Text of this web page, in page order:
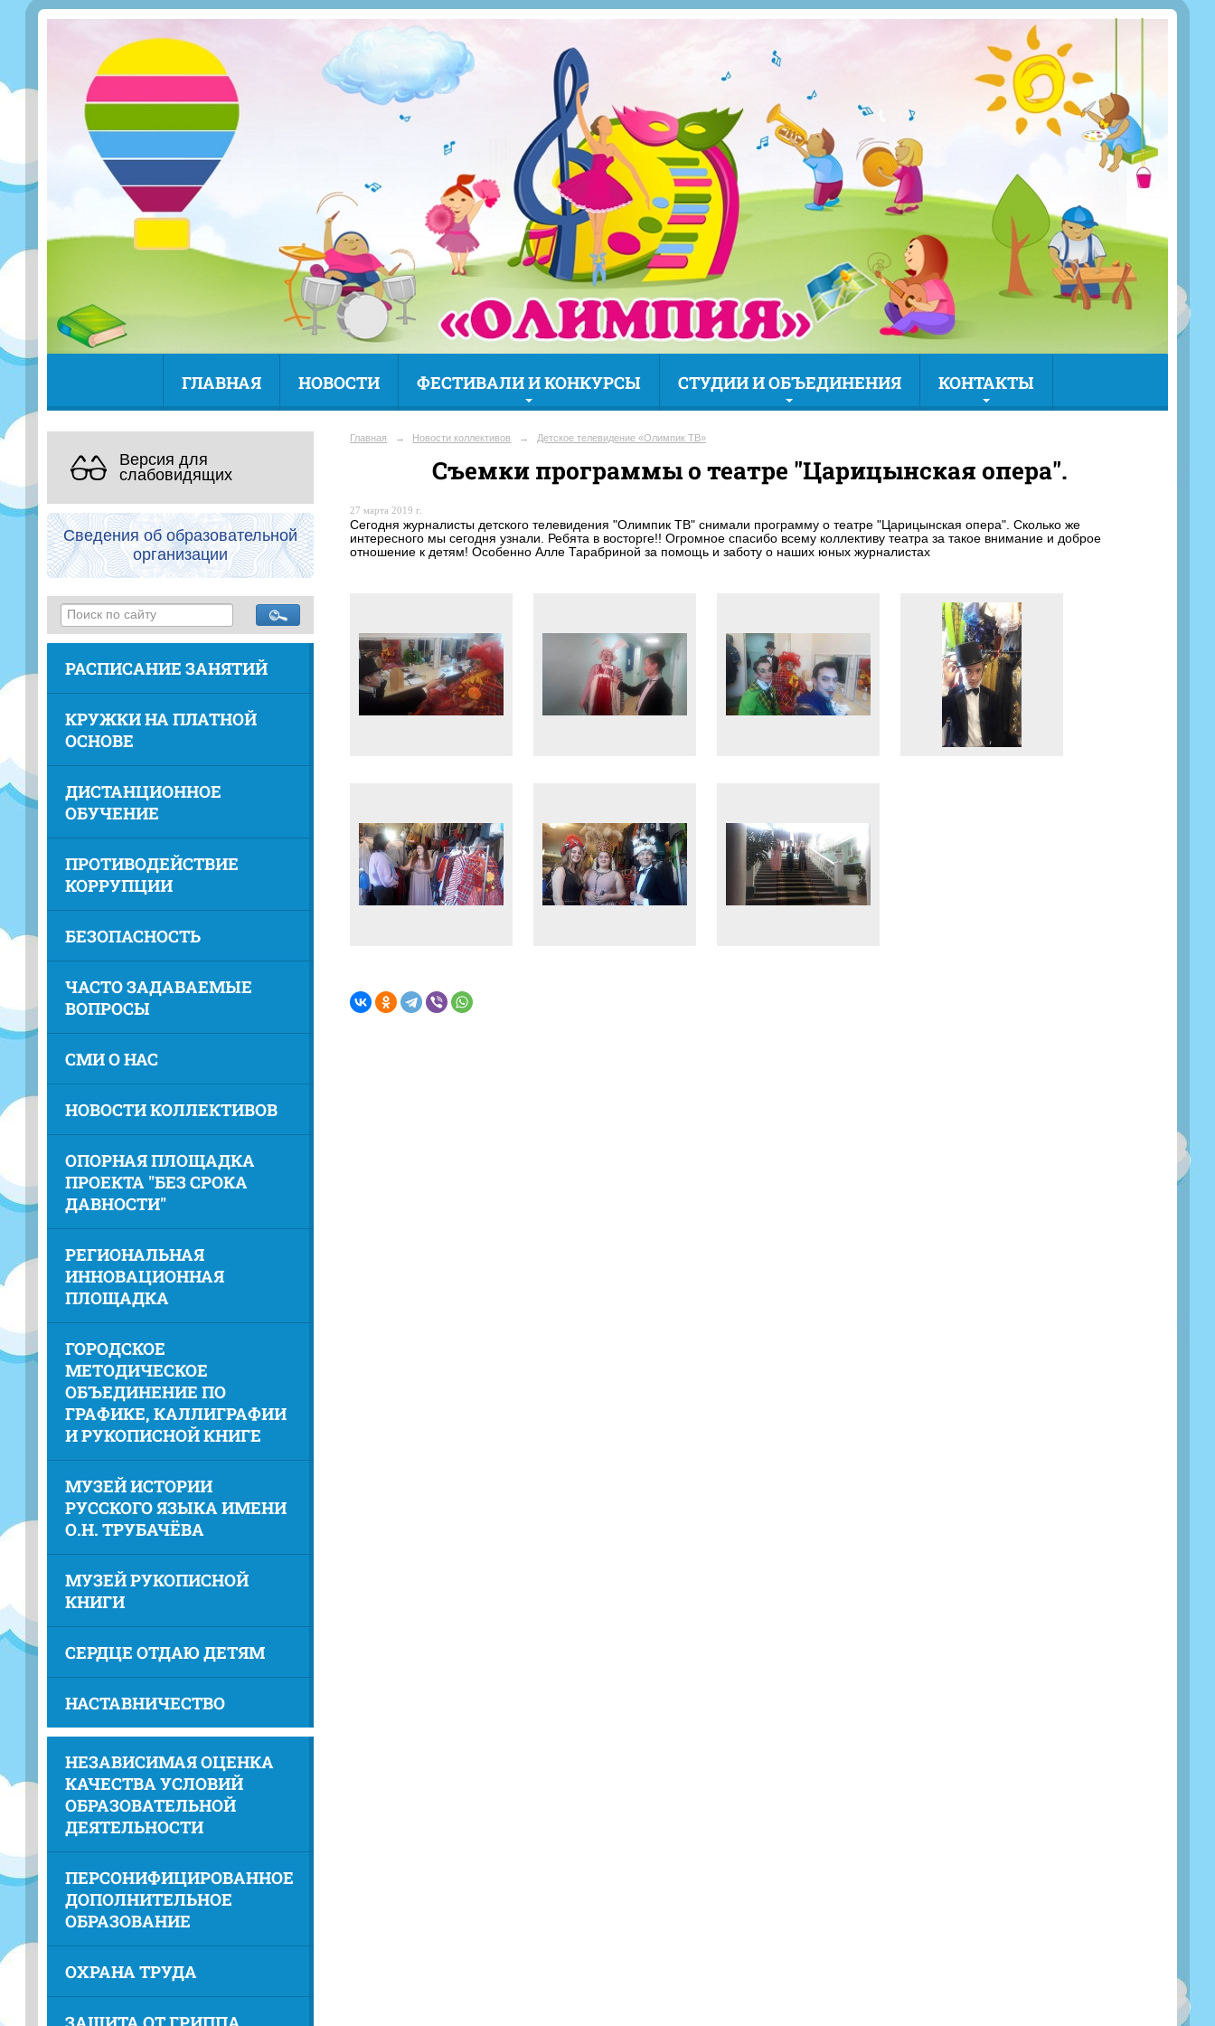
ГЛАВНАЯ НОВОСТИ ФЕСТИВАЛИ И КОНКУРСЫ СТУДИИ И ОБЪЕДИНЕНИЯ КОНТАКТЫ
Версия для
слабовидящих
Сведения об образовательной
организации
РАСПИСАНИЕ ЗАНЯТИЙ
КРУЖКИ НА ПЛАТНОЙ
ОСНОВЕ
ДИСТАНЦИОННОЕ
ОБУЧЕНИЕ
ПРОТИВОДЕЙСТВИЕ
КОРРУПЦИИ
БЕЗОПАСНОСТЬ
ЧАСТО ЗАДАВАЕМЫЕ
ВОПРОСЫ
СМИ О НАС
НОВОСТИ КОЛЛЕКТИВОВ
ОПОРНАЯ ПЛОЩАДКА
ПРОЕКТА "БЕЗ СРОКА
ДАВНОСТИ"
РЕГИОНАЛЬНАЯ
ИННОВАЦИОННАЯ
ПЛОЩАДКА
ГОРОДСКОЕ
МЕТОДИЧЕСКОЕ
ОБЪЕДИНЕНИЕ ПО
ГРАФИКЕ, КАЛЛИГРАФИИ
И РУКОПИСНОЙ КНИГЕ
МУЗЕЙ ИСТОРИИ
РУССКОГО ЯЗЫКА ИМЕНИ
О.Н. ТРУБАЧЁВА
МУЗЕЙ РУКОПИСНОЙ
КНИГИ
СЕРДЦЕ ОТДАЮ ДЕТЯМ
НАСТАВНИЧЕСТВО
НЕЗАВИСИМАЯ ОЦЕНКА
КАЧЕСТВА УСЛОВИЙ
ОБРАЗОВАТЕЛЬНОЙ
ДЕЯТЕЛЬНОСТИ
ПЕРСОНИФИЦИРОВАННОЕ
ДОПОЛНИТЕЛЬНОЕ
ОБРАЗОВАНИЕ
ОХРАНА ТРУДА
Главная → Новости коллективов → Детское телевидение «Олимпик ТВ»
Съемки программы о театре "Царицынская опера".
27 марта 2019 г.
Сегодня журналисты детского телевидения "Олимпик ТВ" снимали программу о театре "Царицынская опера". Сколько же
интересного мы сегодня узнали. Ребята в восторге!! Огромное спасибо всему коллективу театра за такое внимание и доброе
отношение к детям! Особенно Алле Тарабриной за помощь и заботу о наших юных журналистах